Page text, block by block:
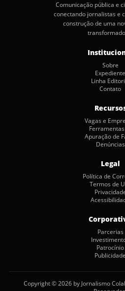
Comunicação pública e
conectando jornalistas e
construção de uma
Sobre
Expediente
Linha
Contato
Vagas e
Apuração de
Denúncias
Legal
Política de
Termos de
Parcerias
Patrocínio
Publicidade
Copyright © 2026 by Jornalismo